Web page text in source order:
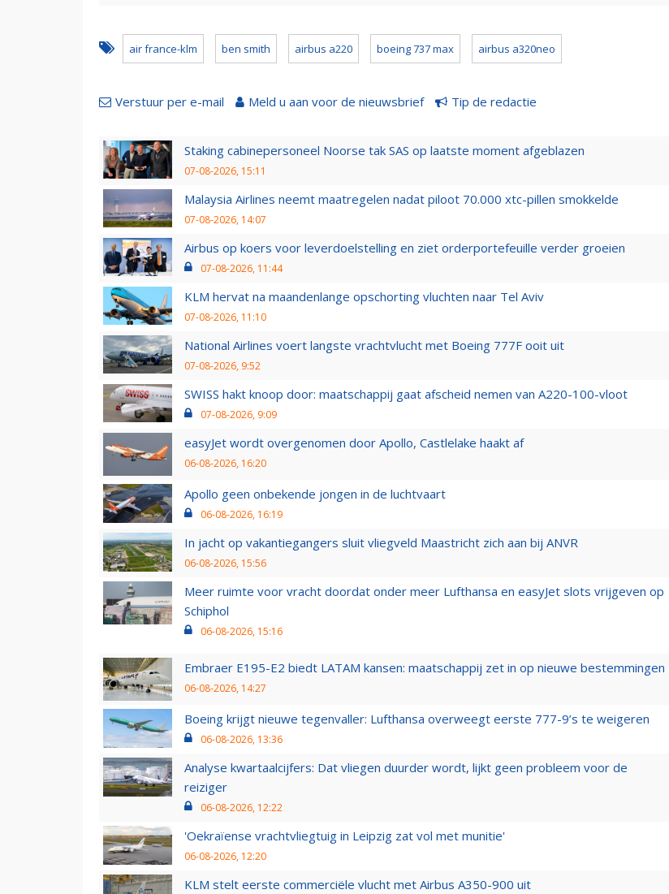
air france-klm ben smith airbus a220 boeing 737 max airbus a320neo
Verstuur per e-mail Meld u aan voor de nieuwsbrief Tip de redactie
Staking cabinepersoneel Noorse tak SAS op laatste moment afgeblazen
07-08-2026, 15:11
Malaysia Airlines neemt maatregelen nadat piloot 70.000 xtc-pillen smokkelde
07-08-2026, 14:07
Airbus op koers voor leverdoelstelling en ziet orderportefeuille verder groeien
07-08-2026, 11:44
KLM hervat na maandenlange opschorting vluchten naar Tel Aviv
07-08-2026, 11:10
National Airlines voert langste vrachtvlucht met Boeing 777F ooit uit
07-08-2026, 9:52
SWISS hakt knoop door: maatschappij gaat afscheid nemen van A220-100-vloot
07-08-2026, 9:09
easyJet wordt overgenomen door Apollo, Castlelake haakt af
06-08-2026, 16:20
Apollo geen onbekende jongen in de luchtvaart
06-08-2026, 16:19
In jacht op vakantiegangers sluit vliegveld Maastricht zich aan bij ANVR
06-08-2026, 15:56
Meer ruimte voor vracht doordat onder meer Lufthansa en easyJet slots vrijgeven op
Schiphol
06-08-2026, 15:16
Embraer E195-E2 biedt LATAM kansen: maatschappij zet in op nieuwe bestemmingen
06-08-2026, 14:27
Boeing krijgt nieuwe tegenvaller: Lufthansa overweegt eerste 777-9’s te weigeren
06-08-2026, 13:36
Analyse kwartaalcijfers: Dat vliegen duurder wordt, lijkt geen probleem voor de
reiziger
06-08-2026, 12:22
'Oekraïense vrachtvliegtuig in Leipzig zat vol met munitie'
06-08-2026, 12:20
KLM stelt eerste commerciële vlucht met Airbus A350-900 uit